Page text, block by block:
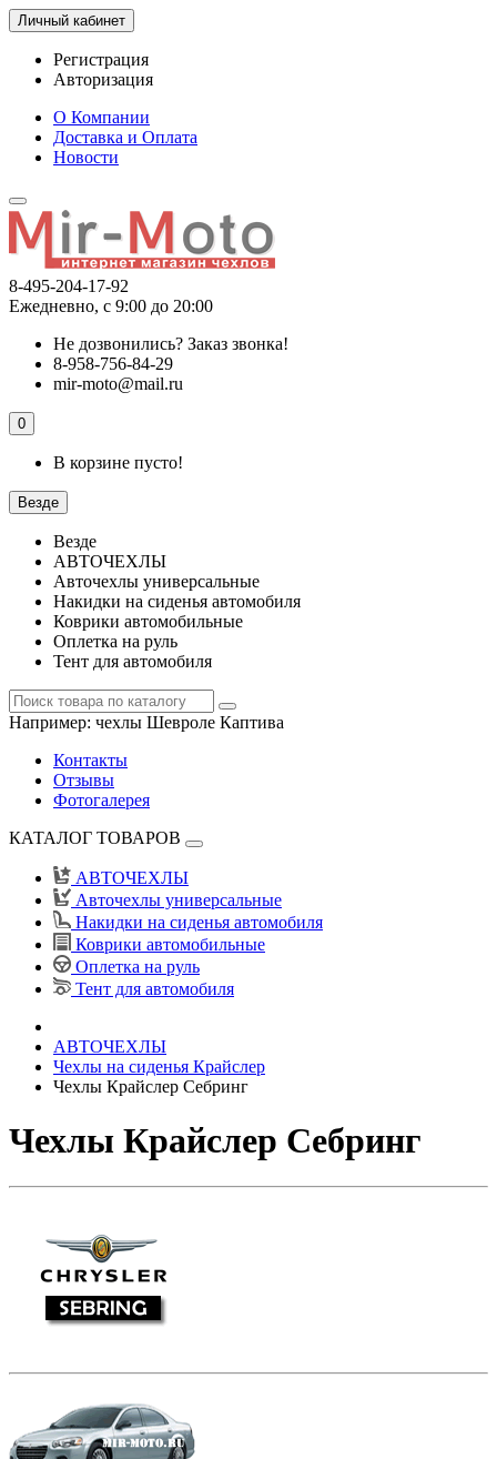
Личный кабинет
Регистрация
Авторизация
О Компании
Доставка и Оплата
Новости
8-495-204-17-92
Ежедневно, с 9:00 до 20:00
Не дозвонились? Заказ звонка!
8-958-756-84-29
mir-moto@mail.ru
0
В корзине пусто!
Везде
Везде
АВТОЧЕХЛЫ
Авточехлы универсальные
Накидки на сиденья автомобиля
Коврики автомобильные
Оплетка на руль
Тент для автомобиля
Например: чехлы Шевроле Каптива
Контакты
Отзывы
Фотогалерея
КАТАЛОГ ТОВАРОВ
АВТОЧЕХЛЫ
Авточехлы универсальные
Накидки на сиденья автомобиля
Коврики автомобильные
Оплетка на руль
Тент для автомобиля
АВТОЧЕХЛЫ
Чехлы на сиденья Крайслер
Чехлы Крайслер Себринг
Чехлы Крайслер Себринг